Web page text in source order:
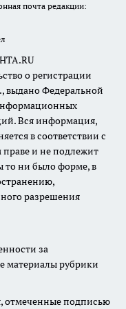
почта редакции:
о регистрации
выдано Федеральной
Вся информация,
в соответствии с
праве и не подлежит
то ни было форме, в
разрешения
за
материалы рубрики
отмеченные подписью